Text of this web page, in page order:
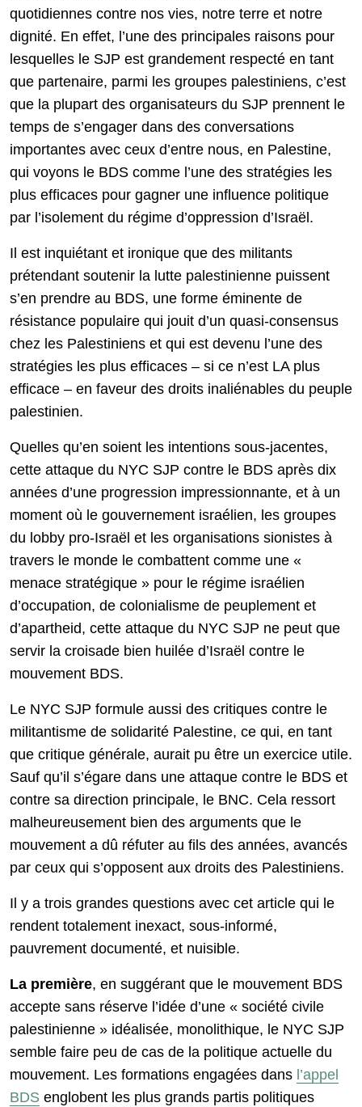
quotidiennes contre nos vies, notre terre et notre
dignité. En effet, l’une des principales raisons pour
lesquelles le SJP est grandement respecté en tant
que partenaire, parmi les groupes palestiniens, c’est
que la plupart des organisateurs du SJP prennent le
temps de s’engager dans des conversations
importantes avec ceux d’entre nous, en Palestine,
qui voyons le BDS comme l’une des stratégies les
plus efficaces pour gagner une influence politique
par l’isolement du régime d’oppression d’Israël.
Il est inquiétant et ironique que des militants
prétendant soutenir la lutte palestinienne puissent
s’en prendre au BDS, une forme éminente de
résistance populaire qui jouit d’un quasi-consensus
chez les Palestiniens et qui est devenu l’une des
stratégies les plus efficaces – si ce n’est LA plus
efficace – en faveur des droits inaliénables du peuple
palestinien.
Quelles qu’en soient les intentions sous-jacentes,
cette attaque du NYC SJP contre le BDS après dix
années d’une progression impressionnante, et à un
moment où le gouvernement israélien, les groupes
du lobby pro-Israël et les organisations sionistes à
travers le monde le combattent comme une «
menace stratégique » pour le régime israélien
d’occupation, de colonialisme de peuplement et
d’apartheid, cette attaque du NYC SJP ne peut que
servir la croisade bien huilée d’Israël contre le
mouvement BDS.
Le NYC SJP formule aussi des critiques contre le
militantisme de solidarité Palestine, ce qui, en tant
que critique générale, aurait pu être un exercice utile.
Sauf qu’il s’égare dans une attaque contre le BDS et
contre sa direction principale, le BNC. Cela ressort
malheureusement bien des arguments que le
mouvement a dû réfuter au fils des années, avancés
par ceux qui s’opposent aux droits des Palestiniens.
Il y a trois grandes questions avec cet article qui le
rendent totalement inexact, sous-informé,
pauvrement documenté, et nuisible.
La première, en suggérant que le mouvement BDS
accepte sans réserve l’idée d’une « société civile
palestinienne » idéalisée, monolithique, le NYC SJP
semble faire peu de cas de la politique actuelle du
mouvement. Les formations engagées dans l’appel
BDS englobent les plus grands partis politiques